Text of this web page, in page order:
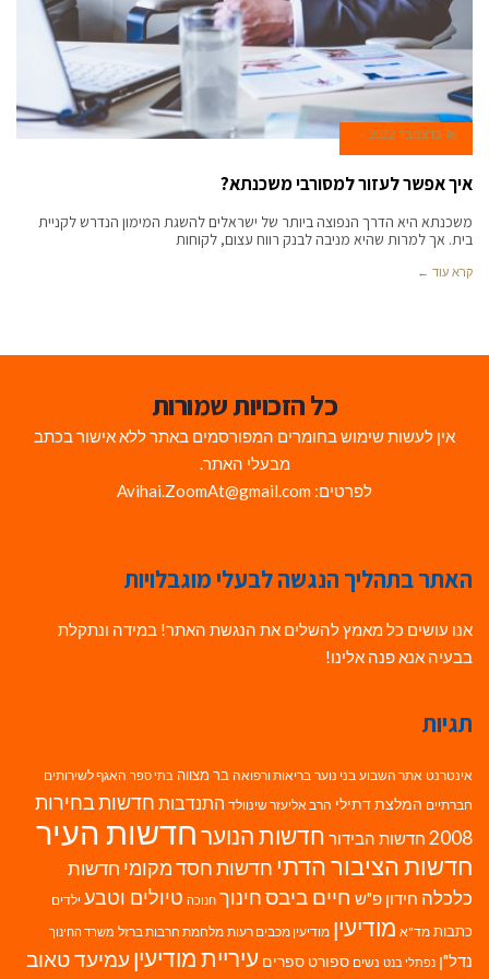
18 בדצמבר 2022
איך אפשר לעזור למסורבי משכנתא?
משכנתא היא הדרך הנפוצה ביותר של ישראלים להשגת המימון הנדרש לקניית
בית. אך למרות שהיא מניבה לבנק רווח עצום, לקוחות
קרא עוד ←
כל הזכויות שמורות
אין לעשות שימוש בחומרים המפורסמים באתר ללא אישור בכתב
מבעלי האתר.
לפרטים: Avihai.ZoomAt@gmail.com
האתר בתהליך הנגשה לבעלי מוגבלויות
אנו עושים כל מאמץ להשלים את הנגשת האתר! במידה ונתקלת
בבעיה אנא פנה אלינו!
תגיות
אינטרנט אתר השבוע בני נוער בריאות ורפואה בר מצווה בתי ספר האגף לשירותים
חברתיים המלצת דתילי הרב אליעזר שינוולד התנדבות חדשות בחירות
2008 חדשות הבידור חדשות הנוערחדשות העיר
חדשות הציבור הדתי חדשות חסד מקומי חדשות
כלכלה חידון פ"ש חיים ביבסחינוך חנוכה טיולים וטבע ילדים
כתבות מד"א מודיעין מודיעין מכבים רעות מלחמת חרבות ברזל משרד החינוך
נדל"ן נפתלי בנט נשים ספורט ספרים עיריית מודיעין עמיעד טאוב